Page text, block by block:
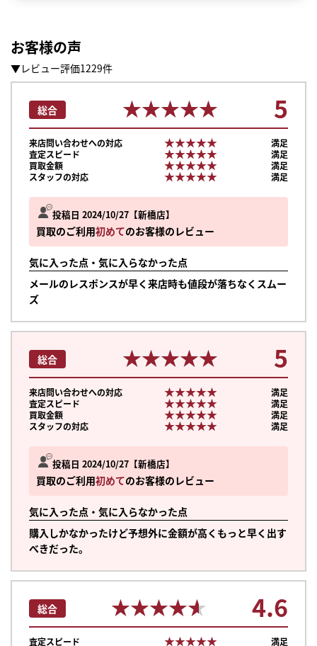
お客様の声
▼レビュー評価1229件
投稿日 2024/10/27 新橋店
買取のご利用初めてのお客様のレビュー
気に入った点・気に入らなかった点
メールのレスポンスが早く来店時も値段が落ちなくスムー
ズ
総合 ★★★★★
★★★★★ 5
来店問い合わせへの対応 ★★★★★
★★★★★
満足
査定スピード
★★★★★
★★★★★
満足
買取金額
★★★★★
★★★★★
満足
スタッフの対応
★★★★★
★★★★★ 満足
投稿日 2024/10/27 新橋店
買取のご利用初めてのお客様のレビュー
気に入った点・気に入らなかった点
購入しかなかったけど予想外に金額が高くもっと早く出す
べきだった。
総合 ★★★★★
★★★★★ 5
来店問い合わせへの対応 ★★★★★
★★★★★
満足
査定スピード
★★★★★
★★★★★
満足
買取金額
★★★★★
★★★★★
満足
スタッフの対応
★★★★★
★★★★★ 満足
総合 ★★★★★
★★★★★ 4.6
査定スピード ★★★★★
★★★★★
満足